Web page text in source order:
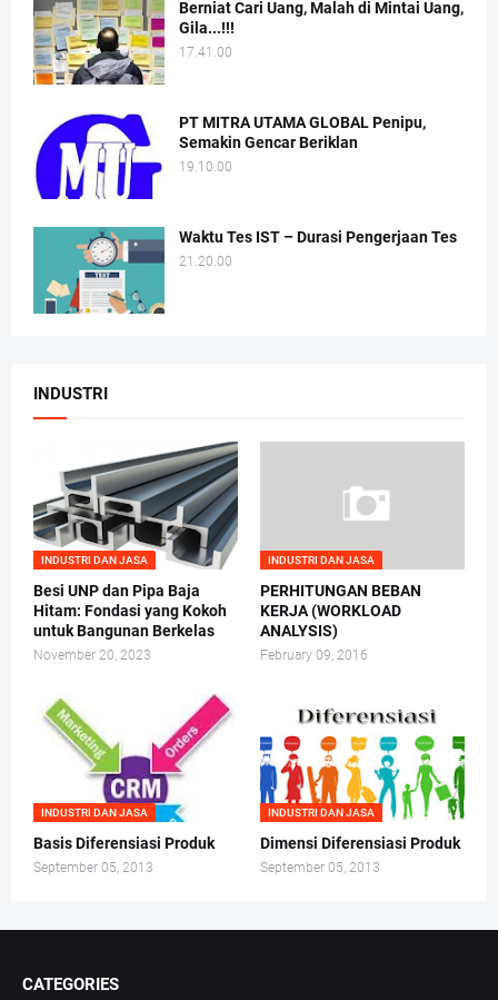
Berniat Cari Uang, Malah di Mintai Uang,
Gila...!!!
17.41.00
PT MITRA UTAMA GLOBAL Penipu,
Semakin Gencar Beriklan
19.10.00
Waktu Tes IST – Durasi Pengerjaan Tes
21.20.00
INDUSTRI
INDUSTRI DAN JASA
Besi UNP dan Pipa Baja
Hitam: Fondasi yang Kokoh
untuk Bangunan Berkelas
November 20, 2023
INDUSTRI DAN JASA
PERHITUNGAN BEBAN
KERJA (WORKLOAD
ANALYSIS)
February 09, 2016
INDUSTRI DAN JASA
Basis Diferensiasi Produk
September 05, 2013
INDUSTRI DAN JASA
Dimensi Diferensiasi Produk
September 05, 2013
CATEGORIES